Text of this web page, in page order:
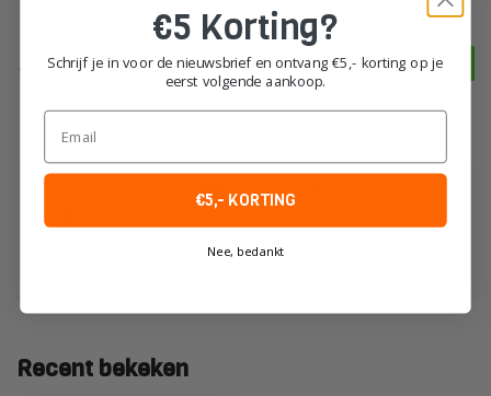
PCI Premium Glitter Zilver
Grof 50 gr €15,43
Heeft u vragen over dit product?
Of heeft u hulp nodig bij het plaatsen van uw
order?
Neem dan gerust contact op met onze
Recent bekeken
€5 Korting?
Schrijf je in voor de nieuwsbrief en ontvang €5,- korting op je
eerst volgende aankoop.
Email
€5,- KORTING
Nee, bedankt